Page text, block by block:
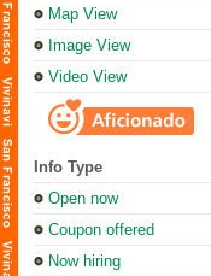
Map View
Image View
Video View
Info Type
Open now
Coupon offered
Now hiring